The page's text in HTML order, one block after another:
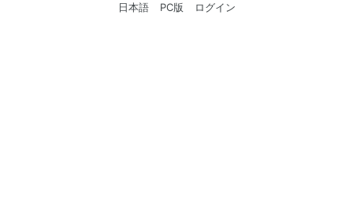
日本語 PC版 ログイン